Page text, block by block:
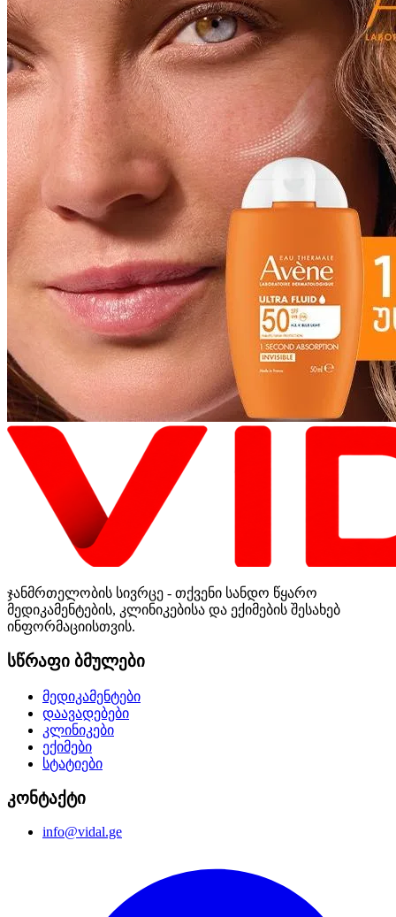
ჯანმრთელობის სივრცე - თქვენი სანდო წყარო
მედიკამენტების, კლინიკებისა და ექიმების შესახებ
ინფორმაციისთვის.
სწრაფი ბმულები
მედიკამენტები
დაავადებები
კლინიკები
ექიმები
სტატიები
კონტაქტი
info@vidal.ge